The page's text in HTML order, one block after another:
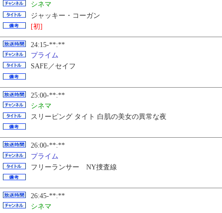
シネマ
ジャッキー・コーガン
[初]
24:15-**:**
プライム
SAFE／セイフ
25:00-**:**
シネマ
スリーピング タイト 白肌の美女の異常な夜
26:00-**:**
プライム
フリーランサー NY捜査線
26:45-**:**
シネマ